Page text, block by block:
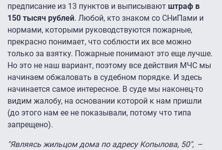
предписание из 13 пунктов и выписывают штраф в
150 тысяч рублей. Любой, кто знаком со СНиПами и
нормами, которыми руководствуются пожарные,
прекрасно понимает, что соблюсти их все можно
только за взятку. Пожарные понимают это еще лучше.
Но это не наш вариант, поэтому все действия МЧС мы
начинаем обжаловать в судебном порядке. И здесь
начинается самое интересное. В суде мы наконец-то
видим жалобу, на основании которой к нам пришли
(до этого нам ее не показывали, потому что типа
запрещено).
"Являясь жильцом дома по адресу Копылова, 50", –